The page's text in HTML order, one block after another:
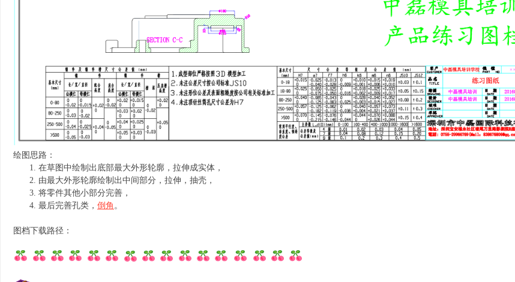
绘图思路：
在草图中绘制出底部最大外形轮廓，拉伸成实体，
由最大外形轮廓绘制出中间部分，拉伸，抽壳，
将零件其他小部分完善，
最后完善孔类， 倒角 。
图档下载路径：